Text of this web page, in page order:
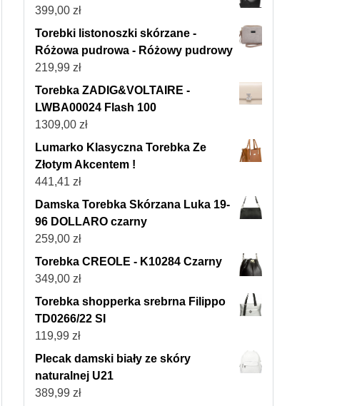
399,00 zł
Torebki listonoszki skórzane -
Różowa pudrowa - Różowy pudrowy
219,99 zł
Torebka ZADIG&VOLTAIRE -
LWBA00024 Flash 100
1309,00 zł
Lumarko Klasyczna Torebka Ze
Złotym Akcentem !
441,41 zł
Damska Torebka Skórzana Luka 19-
96 DOLLARO czarny
259,00 zł
Torebka CREOLE - K10284 Czarny
349,00 zł
Torebka shopperka srebrna Filippo
TD0266/22 SI
119,99 zł
Plecak damski biały ze skóry
naturalnej U21
389,99 zł